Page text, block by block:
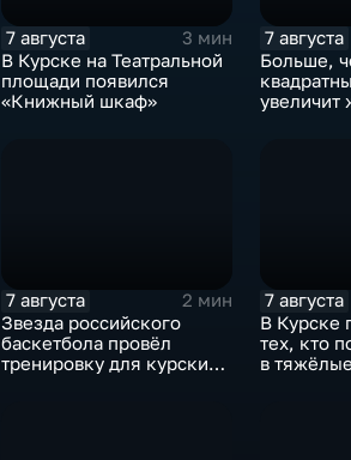
7 августа
3 мин
В Курске на Театральной
площади появился
«Книжный шкаф»
7 августа
Больше,
увеличит
7 августа
2 мин
Звезда российского
баскетбола провёл
тренировку для курских
7 августа
В Курске
тех, кто
в